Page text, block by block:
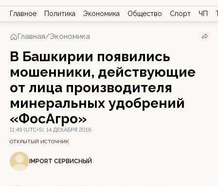
Главное Политика Экономика Общество Спорт ЧП
Главная/Экономика
В Башкирии появились
мошенники, действующие
от лица производителя
минеральных удобрений
«ФосАгро»
11:49 (UTC+5), 14 ДЕКАБРЯ 2016
ОТКРЫТЫЙ ИСТОЧНИК
IMPORT СЕРВИСНЫЙ